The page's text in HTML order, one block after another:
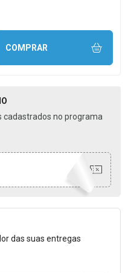
UMA UNIDADE
COMPRAR
cadastrados no programa
o Frete
das suas entregas